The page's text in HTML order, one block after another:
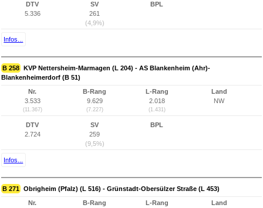
DTV
5.336
SV
261
(4,9%)
BPL
Infos...
B 258 KVP Nettersheim-Marmagen (L 204) - AS Blankenheim (Ahr)-
Blankenheimerdorf (B 51)
Nr.
3.533
(11.367)
B-Rang
9.629
(7.227)
L-Rang
2.018
(1.431)
Land
NW
DTV
2.724
SV
259
(9,5%)
BPL
Infos...
B 271 Obrigheim (Pfalz) (L 516) - Grünstadt-Obersülzer Straße (L 453)
Nr.
B-Rang
L-Rang
Land